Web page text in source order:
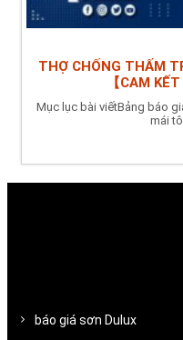
THỢ CHỐNG THẤM
【CAM
Mục lục bài viếtBảng báo
mái
báo giá sơn Dulux